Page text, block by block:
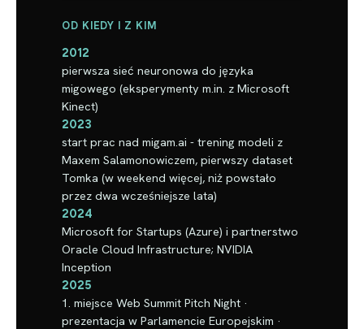
OD KIEDY I Z KIM
2012
pierwsza sieć neuronowa do języka
migowego (eksperymenty m.in. z Microsoft
Kinect)
2023
start prac nad migam.ai - trening modeli z
Maxem Salamonowiczem, pierwszy dataset
Tomka (w weekend więcej, niż powstało
przez dwa wcześniejsze lata)
2024
Microsoft for Startups (Azure) i partnerstwo
Oracle Cloud Infrastructure; NVIDIA
Inception
2025
1. miejsce Web Summit Pitch Night ·
prezentacja w Parlamencie Europejskim ·